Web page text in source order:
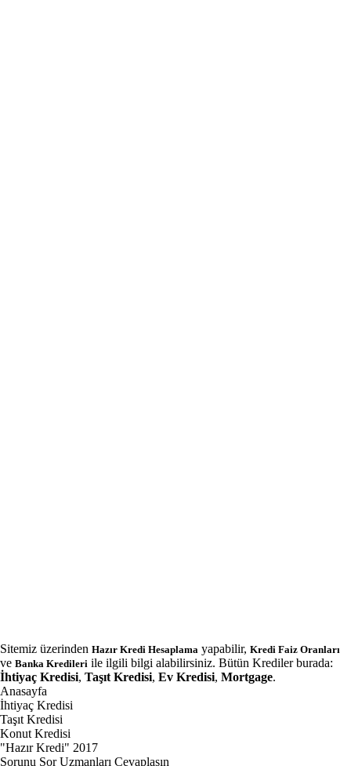
Sitemiz üzerinden Hazır Kredi Hesaplama yapabilir, Kredi Faiz Oranları
ve Banka Kredileri ile ilgili bilgi alabilirsiniz. Bütün Krediler burada:
İhtiyaç Kredisi, Taşıt Kredisi, Ev Kredisi, Mortgage.
Anasayfa
İhtiyaç Kredisi
Taşıt Kredisi
Konut Kredisi
"Hazır Kredi" 2017
Sorunu Sor Uzmanları Cevaplasın